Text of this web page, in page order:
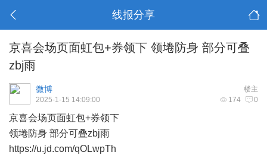
线报分享
京喜会场页面虹包+券领下 领埢防身 部分可叠
zbj雨
楼主
微博
174 0
2025-1-15 14:09:00
京喜会场页面虹包+券领下
领埢防身 部分可叠zbj雨
https://u.jd.com/qOLwpTh